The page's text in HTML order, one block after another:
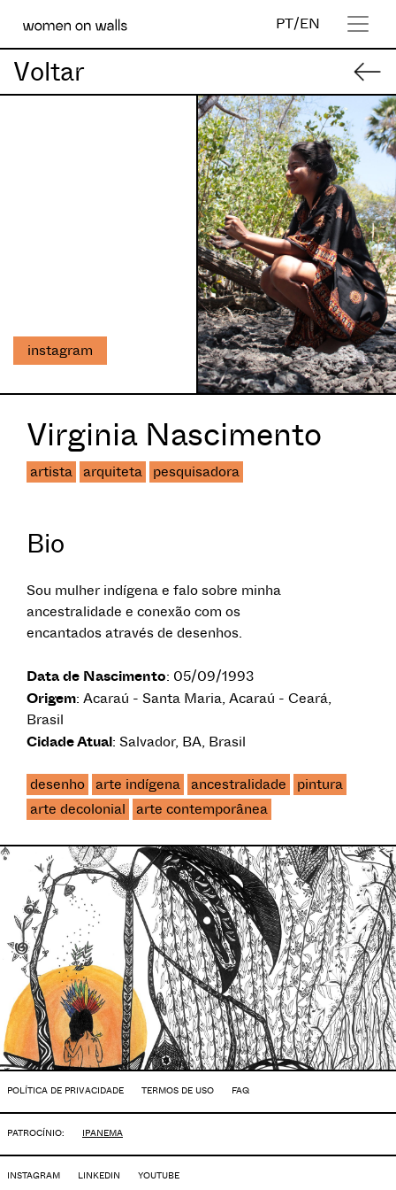
PT/EN
Voltar
instagram
Virginia Nascimento
artista arquiteta pesquisadora
Bio
Sou mulher indígena e falo sobre minha
ancestralidade e conexão com os
encantados através de desenhos.
Data de Nascimento: 05/09/1993
Origem: Acaraú - Santa Maria, Acaraú - Ceará,
Brasil
Cidade Atual: Salvador, BA, Brasil
desenho arte indígena ancestralidade
pintura
arte decolonial
arte contemporânea
POLÍTICA DE PRIVACIDADE TERMOS DE USO FAQ
PATROCÍNIO: IPANEMA
INSTAGRAM LINKEDIN YOUTUBE